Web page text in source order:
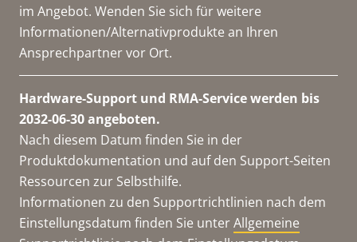
im Angebot. Wenden Sie sich für weitere
Informationen/Alternativprodukte an Ihren
Ansprechpartner vor Ort.
Hardware-Support und RMA-Service werden bis
2032-06-30 angeboten.
Nach diesem Datum finden Sie in der
Produktdokumentation und auf den Support-Seiten
Ressourcen zur Selbsthilfe.
Informationen zu den Supportrichtlinien nach dem
Einstellungsdatum finden Sie unterAllgemeine